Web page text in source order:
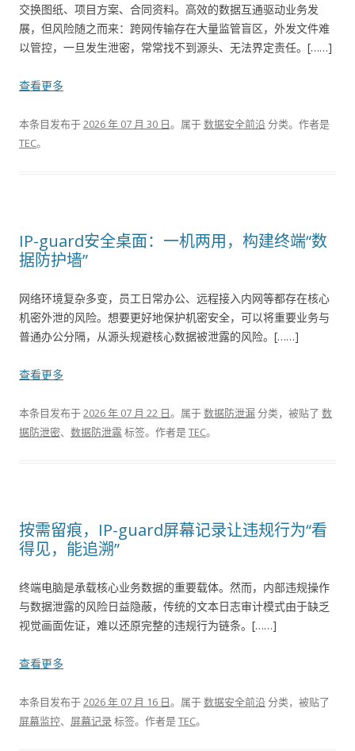
交换图纸、项目方案、合同资料。高效的数据互通驱动业务发
展，但风险随之而来：跨网传输存在大量监管盲区，外发文件难
以管控，一旦发生泄密，常常找不到源头、无法界定责任。[……]
查看更多
本条目发布于2026 年 07 月 30 日。属于数据安全前沿分类。 作者是
TEC。
IP-guard安全桌面：一机两用，构建终端“数
据防护墙”
网络环境复杂多变，员工日常办公、远程接入内网等都存在核心
机密外泄的风险。想要更好地保护机密安全，可以将重要业务与
普通办公分隔，从源头规避核心数据被泄露的风险。[……]
查看更多
本条目发布于2026 年 07 月 22 日。属于数据防泄漏分类，被贴了 数
据防泄密、 数据防泄露标签。 作者是TEC。
按需留痕，IP-guard屏幕记录让违规行为“看
得见，能追溯”
终端电脑是承载核心业务数据的重要载体。然而，内部违规操作
与数据泄露的风险日益隐蔽，传统的文本日志审计模式由于缺乏
视觉画面佐证，难以还原完整的违规行为链条。[……]
查看更多
本条目发布于2026 年 07 月 16 日。属于数据安全前沿分类，被贴了
屏幕监控、 屏幕记录标签。 作者是TEC。